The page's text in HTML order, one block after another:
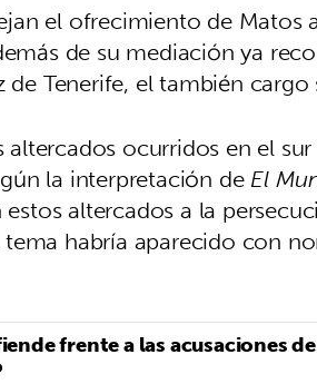
el ofrecimiento de
de su mediación ya
Tenerife, el también
altercados ocurridos en el
la interpretación deEl
altercados a la
habría aparecido con
frente a las acusaciones